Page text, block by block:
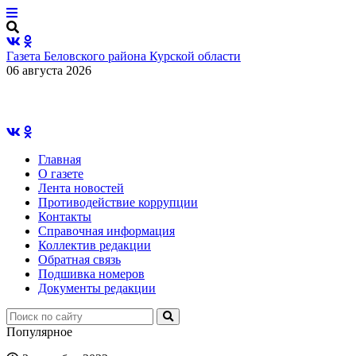
Газета Беловского района Курской области
06 августа 2026
Главная
О газете
Лента новостей
Противодействие коррупции
Контакты
Справочная информация
Коллектив редакции
Обратная связь
Подшивка номеров
Документы редакции
Популярное